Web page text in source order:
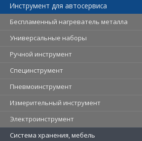
Инструмент для автосервиса
Беспламенный нагреватель металла
Универсальные наборы
Ручной инструмент
Специнструмент
Пневмоинструмент
Измерительный инструмент
Электроинструмент
Система хранения, мебель